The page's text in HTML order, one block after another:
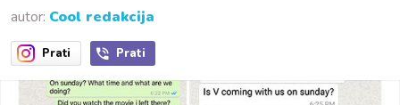
autor: Cool redakcija
Prati Prati